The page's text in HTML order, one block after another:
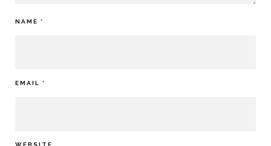
NAME *
EMAIL *
WEBSITE